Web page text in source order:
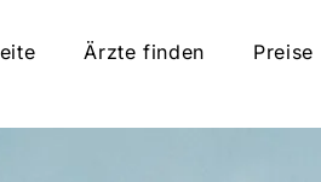
Ärzte finden Preise